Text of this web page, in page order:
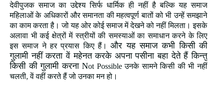
देवीपुजक समाज का उद्देश्य सिर्फ धार्मिक ही नहीं है बल्कि यह समाज
महिलाओं के अधिकारों और समानता की महत्वपूर्ण बातों को भी उन्हें समझाने
का काम करता है। जो यह ओर कोई समाज में देखने को नहीं मिलता। इसके
अलावा भी कई क्षेत्रों में स्त्रीयों की समस्याओं का समाधान करने के लिए
इस समाज ने हर प्रयास किए हैं।और यह समाज कभी किसी की
गुलामी नहीं करता वें महेनत करके अपना पसीना बहा देते हैं किन्तु
किसी की गुलामी करना Not Possible उनके सामने किसी की भी नहीं
चलती, वें वहीं करते हैं जो उनका मन हो।